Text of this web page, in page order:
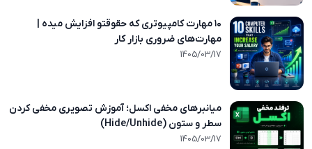
۱۰ مهارت کامپیوتری که حقوقتو افزایش میده |
مهارت‌های ضروری بازار کار
1405/03/17
1405/03/17
میانبرهای مخفی اکسل؛ آموزش تصویری مخفی کردن
سطر و ستون (Hide/Unhide)
1405/03/17
1405/03/17